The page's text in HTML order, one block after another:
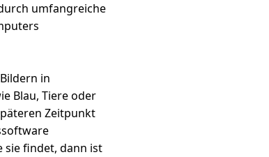
umfangreiche
in
Blau, Tiere oder
Zeitpunkt
sie findet, dann ist